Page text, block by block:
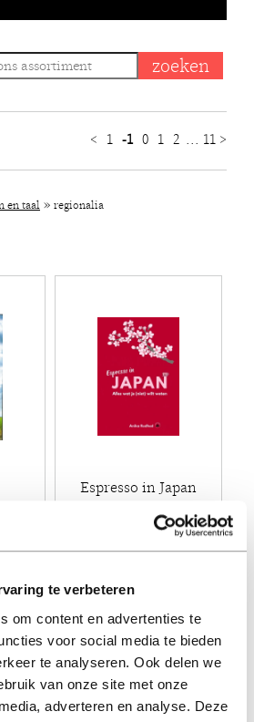
te verbeteren
om content en advertenties te
voor social media te bieden
te analyseren. Ook delen we
van onze site met onze
adverteren en analyse. Deze
< 1 -1 0 1 2 ... 11 >
en taal » regionalia
Espresso in Japan
anika redhed